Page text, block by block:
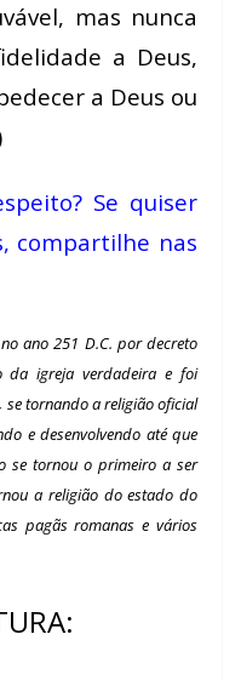
mas nunca
a Deus,
a Deus ou
Se quiser
compartilhe nas
ano 251 D.C. por decreto
da igreja verdadeira e foi
se tornando a religião oficial
e desenvolvendo até que
se tornou o primeiro a ser
a religião do estado do
pagãs romanas e vários